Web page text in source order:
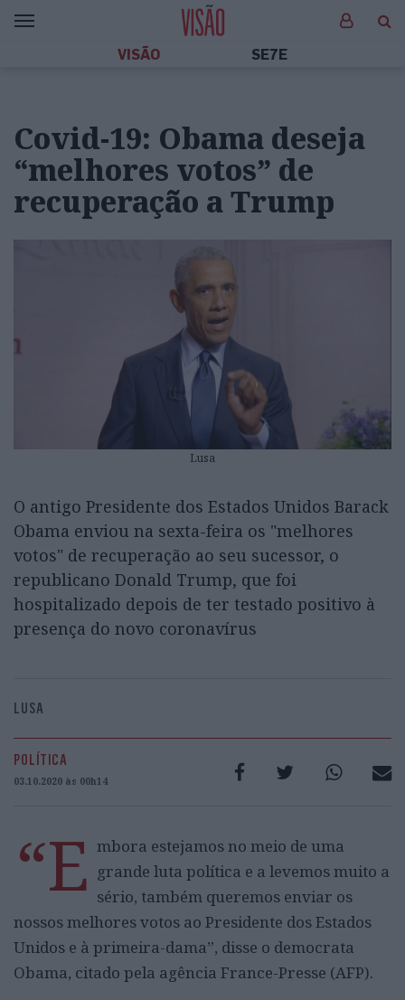
VISÃO SE7E
Covid-19: Obama deseja
“melhores votos” de
recuperação a Trump
Lusa
O antigo Presidente dos Estados Unidos Barack
Obama enviou na sexta-feira os "melhores
votos" de recuperação ao seu sucessor, o
republicano Donald Trump, que foi
hospitalizado depois de ter testado positivo à
presença do novo coronavírus
LUSA
POLÍTICA
03.10.2020 às 00h14
“E mbora estejamos no meio de uma
grande luta política e a levemos muito a
sério, também queremos enviar os
nossos melhores votos ao Presidente dos Estados
Unidos e à primeira-dama”, disse o democrata
Obama, citado pela agência France-Presse (AFP).